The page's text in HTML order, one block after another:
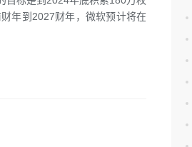
年到2027财年，微软预计将在